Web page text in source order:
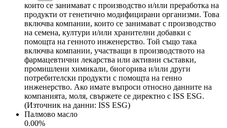
които се занимават с производство и/или преработка на
продукти от генетично модифицирани организми. Това
включва компании, които се занимават с производство
на семена, култури и/или хранителни добавки с
помощта на генното инженерство. Той също така
включва компании, участващи в производството на
фармацевтични лекарства или активни съставки,
промишлени химикали, биогорива и/или други
потребителски продукти с помощта на генно
инженерство. Ако имате въпроси относно данните на
компанията, моля, свържете се директно с ISS ESG.
(Източник на данни: ISS ESG)
Палмово масло
0.00%